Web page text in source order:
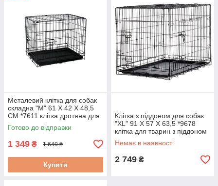
Металевий клітка для собак
складна "М" 61 X 42 X 48,5
СМ *7611 клітка дротяна для
собак
Готово до відправки
1 349 ₴ 1 649 ₴
Купити
Клітка з піддоном для собак
"XL" 91 X 57 X 63,5 *9678
клітка для тварин з піддоном
клітка для перевезення
цуценят
Немає в наявності
2 749 ₴